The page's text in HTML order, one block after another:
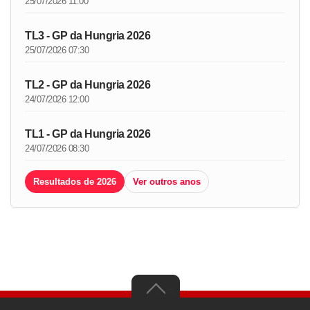
TL3 - GP da Hungria 2026
25/07/2026 07:30
TL2 - GP da Hungria 2026
24/07/2026 12:00
TL1 - GP da Hungria 2026
24/07/2026 08:30
Resultados de 2026 Ver outros anos